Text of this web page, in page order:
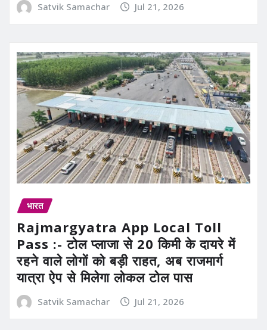
Satvik Samachar Jul 21, 2026
भारत
Rajmargyatra App Local Toll
Pass :- टोल प्लाजा से 20 किमी के दायरे में
रहने वाले लोगों को बड़ी राहत, अब राजमार्ग
यात्रा ऐप से मिलेगा लोकल टोल पास
Satvik Samachar Jul 21, 2026